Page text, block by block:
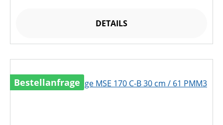
DETAILS
Bestellanfrage